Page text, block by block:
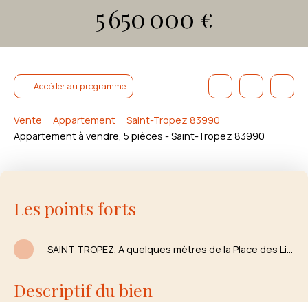
5 650 000 €
Accéder au programme
Vente Appartement
Saint-Tropez 83990
Appartement à vendre, 5 pièces - Saint-Tropez 83990
Les points forts
SAINT TROPEZ. A quelques mètres de la Place des Lices Dernier étage
Descriptif du bien